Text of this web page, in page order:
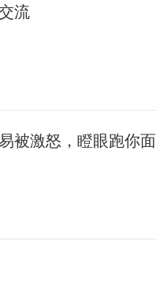
流
被激怒，瞪眼跑你面